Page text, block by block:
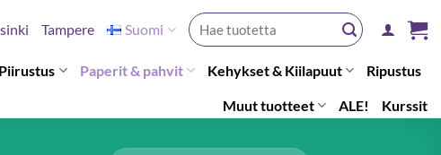
Tampere Suomi
Etsi:
Piirustus Paperit & pahvit Kehykset & Kiilapuut Ripustus
Muut tuotteet ALE! Kurssit